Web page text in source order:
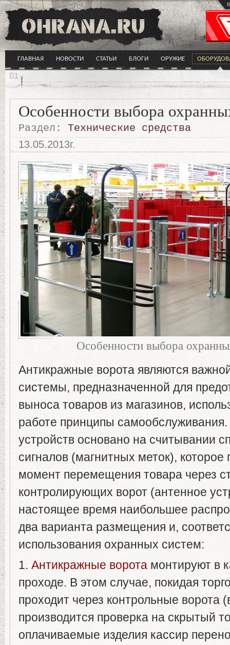
ГЛАВНАЯ НОВОСТИ СТАТЬИ БЛОГИ ОРУЖИЕ
Особенности выбора
Раздел: Технические средства
13.05.2013г.
Особенности выбора
Антикражные ворота являются
системы, предназначенной для
выноса товаров из магазинов,
работе принципы
устройств основано на считывании
сигналов (магнитных меток), которое
момент перемещения товара через
контролирующих ворот (антенное
настоящее время наибольшее
два варианта размещения и,
использования охранных систем:
1. Антикражные ворота монтируют в
проходе. В этом случае, покидая
проходит через контрольные ворота
производится проверка на скрытый
оплачиваемые изделия кассир